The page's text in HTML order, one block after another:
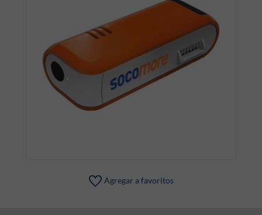
Agregar a favoritos